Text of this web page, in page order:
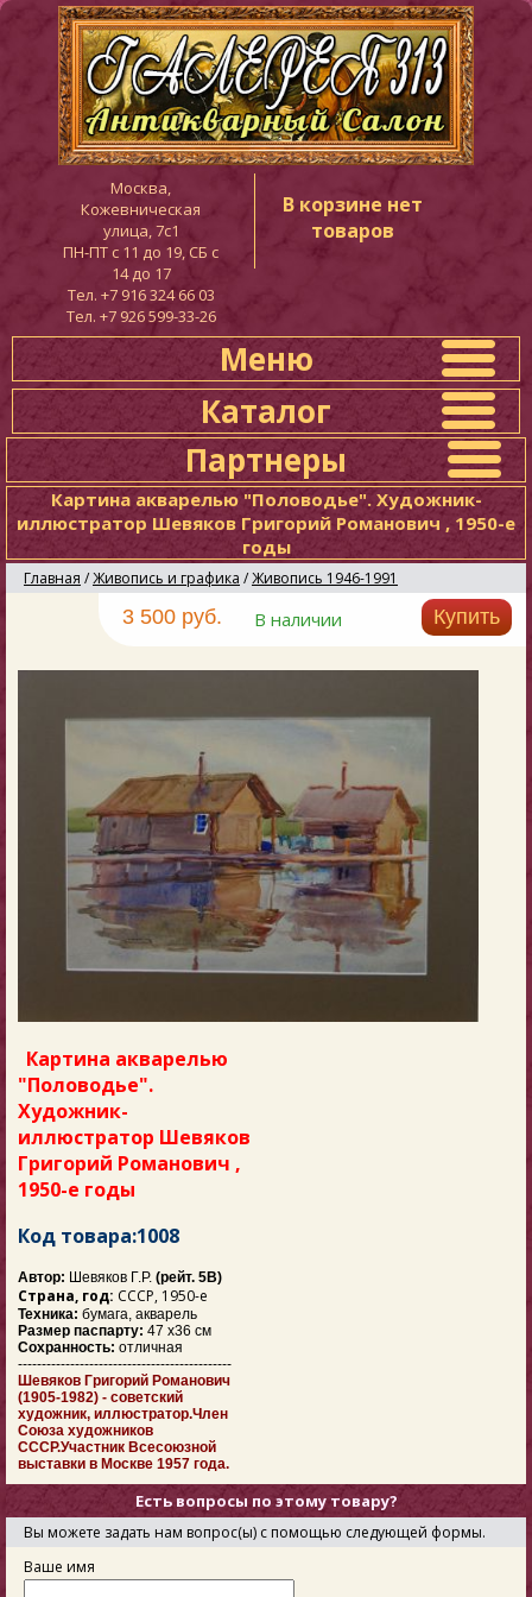
Москва,
Кожевническая
улица, 7с1
ПН-ПТ c 11 до 19, СБ с
14 до 17
Тел. +7 916 324 66 03
Тел. +7 926 599-33-26
В корзине нет
товаров
Меню
Каталог
Партнеры
Картина акварелью "Половодье". Художник-
иллюстратор Шевяков Григорий Романович , 1950-е
годы
Главная /Живопись и графика /Живопись 1946-1991
3 500 руб. В наличии Купить
Картина акварелью
"Половодье".
Художник-
иллюстратор Шевяков
Григорий Романович ,
1950-е годы
Код товара:1008
Автор: Шевяков Г.Р. (рейт. 5В)
Страна, год: СССР, 1950-е
Техника: бумага, акварель
Размер паспарту: 47 х36 см
Сохранность: отличная
---------------------------------------------
Шевяков Григорий Романович
(1905-1982) - советский
художник, иллюстратор.Член
Союза художников
СССР.Участник Всесоюзной
выставки в Москве 1957 года.
Есть вопросы по этому товару?
Вы можете задать нам вопрос(ы) с помощью следующей формы.
Ваше имя